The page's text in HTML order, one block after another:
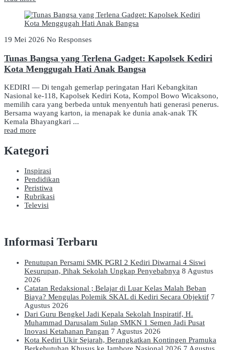
19 Mei 2026 No Responses
Tunas Bangsa yang Terlena Gadget: Kapolsek Kediri
Kota Menggugah Hati Anak Bangsa
KEDIRI — Di tengah gemerlap peringatan Hari Kebangkitan
Nasional ke-118, Kapolsek Kediri Kota, Kompol Bowo Wicaksono,
memilih cara yang berbeda untuk menyentuh hati generasi penerus.
Bersama wayang karton, ia menapak ke dunia anak-anak TK
Kemala Bhayangkari ...
read more
Kategori
Inspirasi
Pendidikan
Peristiwa
Rubrikasi
Televisi
Informasi Terbaru
Penutupan Persami SMK PGRI 2 Kediri Diwarnai 4 Siswi
Kesurupan, Pihak Sekolah Ungkap Penyebabnya 8 Agustus
2026
Catatan Redaksional ; Belajar di Luar Kelas Malah Beban
Biaya? Mengulas Polemik SKAL di Kediri Secara Objektif 7
Agustus 2026
Dari Guru Bengkel Jadi Kepala Sekolah Inspiratif, H.
Muhammad Darusalam Sulap SMKN 1 Semen Jadi Pusat
Inovasi Ketahanan Pangan 7 Agustus 2026
Kota Kediri Ukir Sejarah, Berangkatkan Kontingen Pramuka
Berkebutuhan Khusus ke Jambore Nasional 2026 7 Agustus